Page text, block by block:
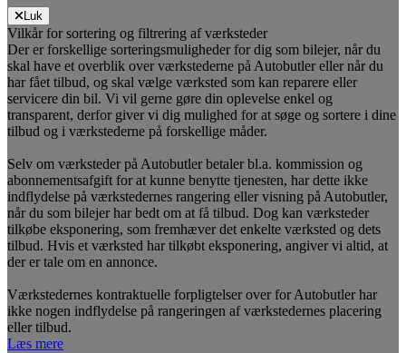
Luk
Vilkår for sortering og filtrering af værksteder
Der er forskellige sorteringsmuligheder for dig som bilejer, når du
skal have et overblik over værkstederne på Autobutler eller når du
har fået tilbud, og skal vælge værksted som kan reparere eller
servicere din bil. Vi vil gerne gøre din oplevelse enkel og
transparent, derfor giver vi dig mulighed for at søge og sortere i dine
tilbud og i værkstederne på forskellige måder.
Selv om værksteder på Autobutler betaler bl.a. kommission og
abonnementsafgift for at kunne benytte tjenesten, har dette ikke
indflydelse på værkstedernes rangering eller visning på Autobutler,
når du som bilejer har bedt om at få tilbud. Dog kan værksteder
tilkøbe eksponering, som fremhæver det enkelte værksted og dets
tilbud. Hvis et værksted har tilkøbt eksponering, angiver vi altid, at
der er tale om en annonce.
Værkstedernes kontraktuelle forpligtelser over for Autobutler har
ikke nogen indflydelse på rangeringen af værkstedernes placering
eller tilbud.
Læs mere